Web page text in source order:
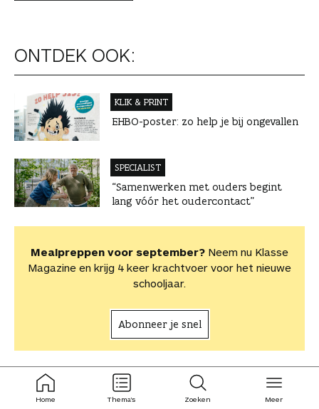
Home Thema's
ingeklapt
Zoeken
Meer
ONTDEK OOK:
KLIK & PRINT
EHBO-poster: zo help je bij ongevallen
SPECIALIST
“Samenwerken met ouders begint
lang vóór het oudercontact”
Mealpreppen voor september? Neem nu Klasse
Magazine en krijg 4 keer krachtvoer voor het nieuwe
schooljaar.
Abonneer je snel
VIDEO
Wat na het buitengewoon